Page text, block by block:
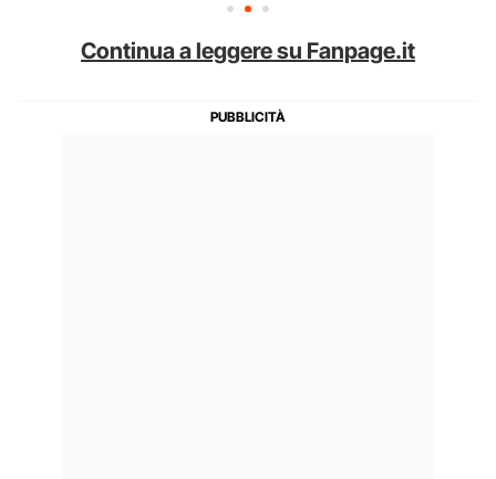
Continua a leggere su Fanpage.it